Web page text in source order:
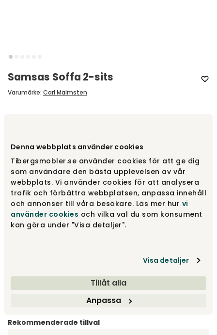
Denna webbplats använder cookies
Tibergsmobler.se använder cookies för att ge dig
som användare den bästa upplevelsen av vår
webbplats. Vi använder cookies för att analysera
trafik och förbättra webbplatsen, anpassa innehåll
och annonser till våra besökare. Läs mer hur vi
använder cookies och vilka val du som konsument
kan göra under "Visa detaljer".
Visa detaljer
Tillåt alla
Anpassa
Samsas Soffa 2-sits
Varumärke: Carl Malmsten
2-sits | 155 cm
3-sits | 180 cm fr.57 800 kr
Designa själv
Rekommenderade tillval